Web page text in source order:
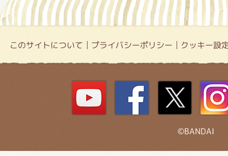
このサイトについて プライバシーポリシー クッキー設
©BANDAI